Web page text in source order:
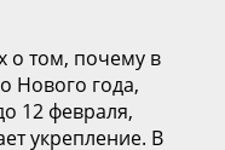
о том, почему в
Нового года,
12 февраля,
укрепление. В